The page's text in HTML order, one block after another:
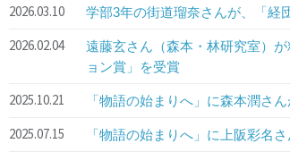
2026.03.10 学部3年の街道瑠奈さんが、「経
2026.02.04
遠藤玄さん（森本・林研究室）
ョン賞」を受賞
2025.10.21 「物語の始まりへ」に森本潤さ
2025.07.15 「物語の始まりへ」に上阪彩名